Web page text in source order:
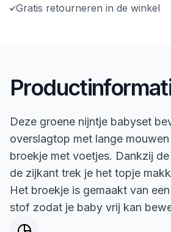
Gratis retourneren in de winkel
Deze groene nijntje babyset
overslagtop met lange
broekje met voetjes. Dankzij
de zijkant trek je het topje
Het broekje is gemaakt van
stof zodat je baby vrij kan